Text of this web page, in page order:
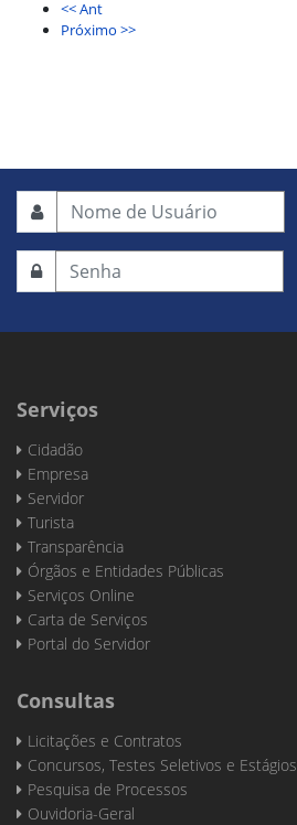
<< Ant
Próximo >>
Serviços
Cidadão
Empresa
Servidor
Turista
Transparência
Órgãos e Entidades Públicas
Serviços Online
Carta de Serviços
Portal do Servidor
Consultas
Licitações e Contratos
Concursos, Testes Seletivos e Estágios
Pesquisa de Processos
Ouvidoria-Geral